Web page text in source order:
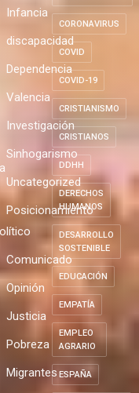
Salud
Mujer
Infancia
discapacidad
Dependencia
Valencia
Investigación
Sinhogarismo
Uncategorized
Posicionamiento
Comunicado
Opinión
Justicia
RESPONSABLE
COOPERACIÓN
INTERNACIONAL
CORONAVIRUS
COVID
COVID-19
CRISTIANISMO
CRISTIANOS
DDHH
DERECHOS
HUMANOS
DESARROLLO
SOSTENIBLE
EDUCACIÓN
EMPATÍA
EMPLEO